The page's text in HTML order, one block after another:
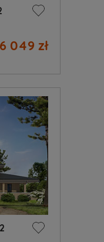
6 049 zł
2